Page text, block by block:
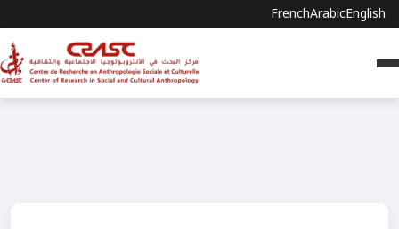
FrenchArabicEnglish